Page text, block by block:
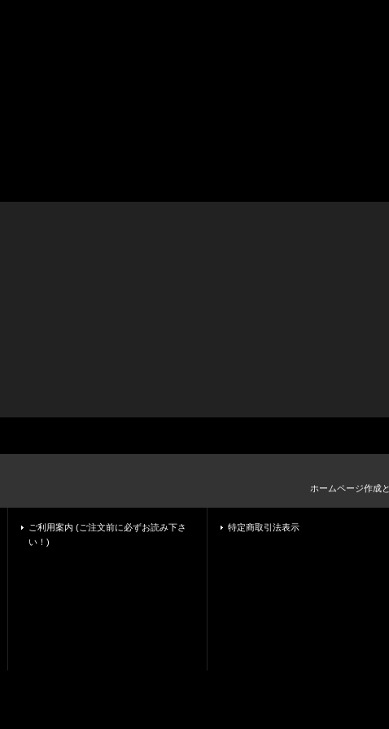
ホームページ作成
ご利用案内 (ご注文前に必ずお読み下さ
い！)
特定商取引法表示